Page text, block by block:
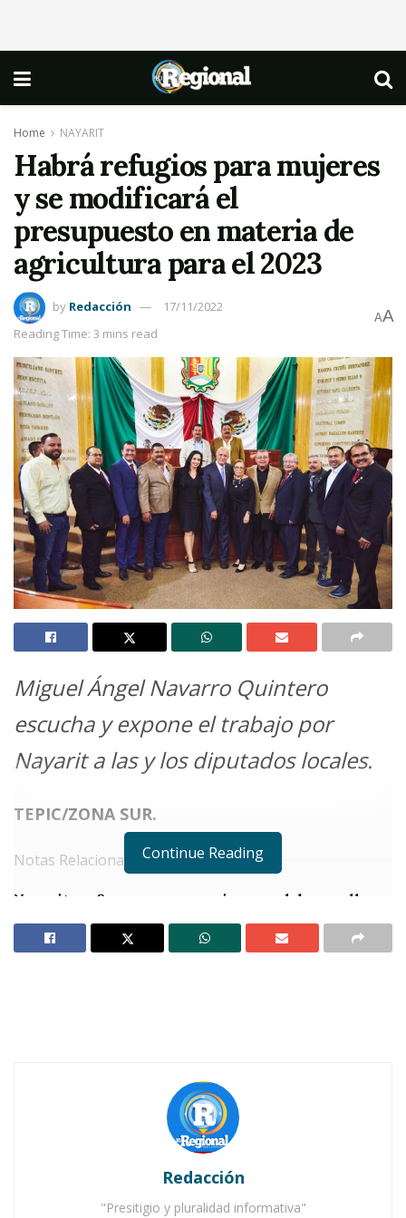
Home NAYARIT
Habrá refugios para mujeres
y se modificará el
presupuesto en materia de
agricultura para el 2023
by Redacción
17/11/2022
Reading Time: 3 mins read
AA
Miguel Ángel Navarro Quintero
escucha y expone el trabajo por
Nayarit a las y los diputados locales.
TEPIC/ZONA SUR.
Notas Relacionadas
Nayarit reafirma su compromiso con el desarrollo
Gobernador Navarro Quintero refuerza la
acudió la mañana de este miércoles, al
Congreso del Estado, donde sostuvo un amplio
y profundo diálogo que tuvo el objetivo de
Continue Reading
Redacción
"Presitigio y pluralidad informativa"